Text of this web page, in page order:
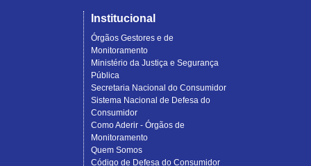
Institucional
Órgãos Gestores e de
Monitoramento
Ministério da Justiça e Segurança
Pública
Secretaria Nacional do Consumidor
Sistema Nacional de Defesa do
Consumidor
Como Aderir - Órgãos de
Monitoramento
Quem Somos
Código de Defesa do Consumidor